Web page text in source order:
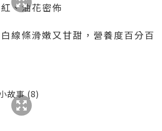
、油花密佈
線條滑嫩又甘甜，營養度百分百